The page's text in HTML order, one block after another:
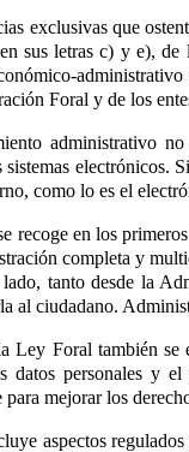
exclusivas que
sus letras c) y e),
Foral y de los
administrativo
electrónicos.
como lo es el
recoge en los
completa y
tanto desde la
al ciudadano.
Ley Foral también se
datos personales y
mejorar los
aspectos